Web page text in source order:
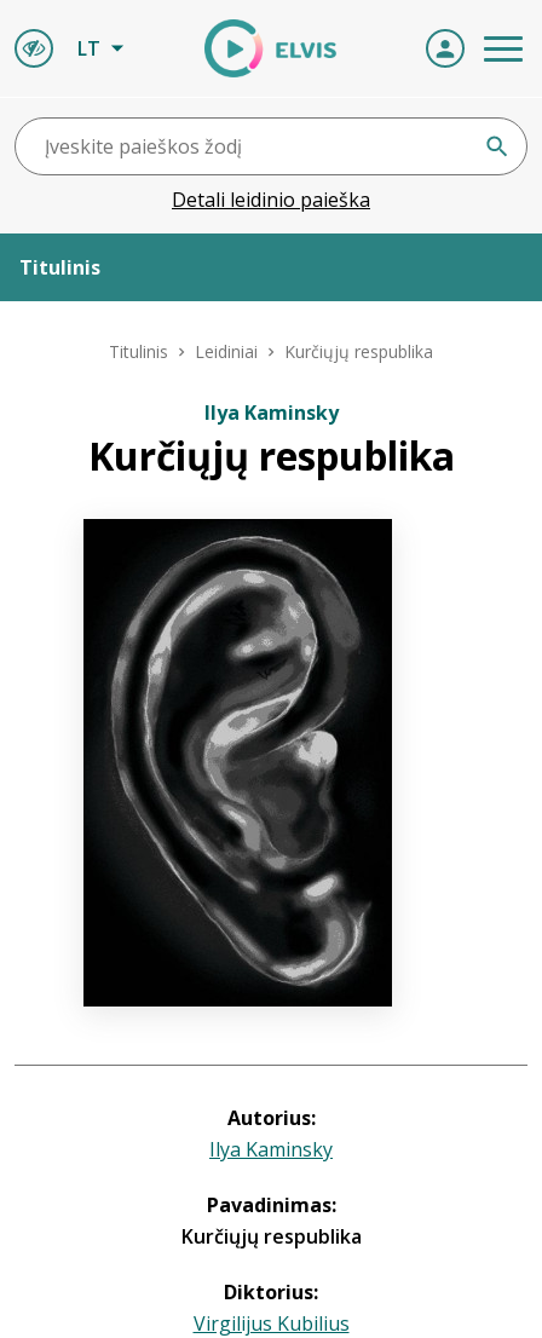
LT
Detali leidinio paieška
Titulinis
ELVIS atvyksta
Bibliotekoms
Titulinis Leidiniai Kurčiųjų respublika
Ilya Kaminsky
Kurčiųjų respublika
Autorius:
Ilya Kaminsky
Pavadinimas:
Kurčiųjų respublika
Diktorius:
Virgilijus Kubilius